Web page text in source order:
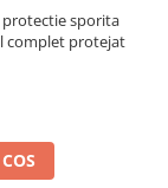
protectie sporita
complet protejat